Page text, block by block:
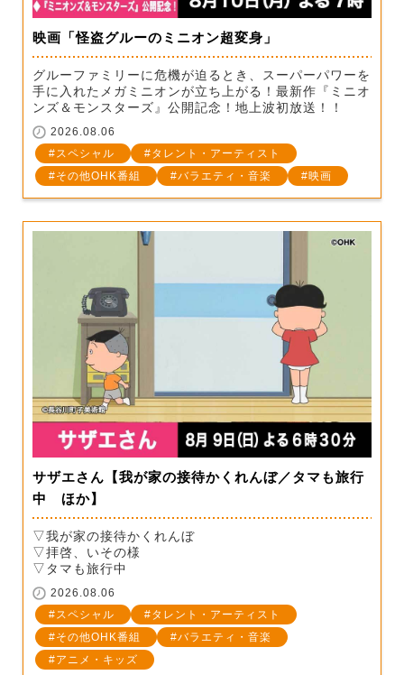
映画「怪盗グルーのミニオン超変身」
グルーファミリーに危機が迫るとき、スーパーパワーを
手に入れたメガミニオンが立ち上がる！最新作『ミニオ
ンズ＆モンスターズ』公開記念！地上波初放送！！
2026.08.06
スペシャル
タレント・アーティスト
その他OHK番組
バラエティ・音楽 映画
サザエさん【我が家の接待かくれんぼ／タマも旅行
中 ほか】
▽我が家の接待かくれんぼ
▽拝啓、いその様
▽タマも旅行中
2026.08.06
スペシャル
タレント・アーティスト
その他OHK番組
バラエティ・音楽
アニメ・キッズ